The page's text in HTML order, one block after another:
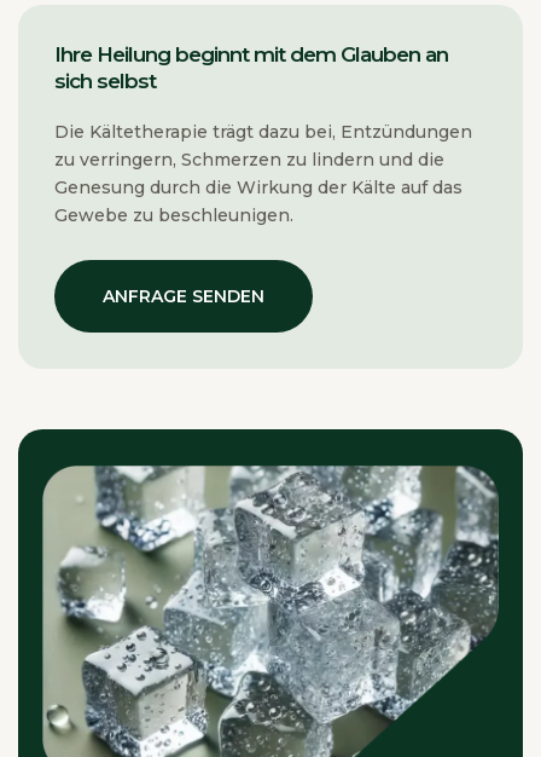
Ihre Heilung beginnt mit dem Glauben an
sich selbst
Die Kältetherapie trägt dazu bei, Entzündungen
zu verringern, Schmerzen zu lindern und die
Genesung durch die Wirkung der Kälte auf das
Gewebe zu beschleunigen.
ANFRAGE SENDEN